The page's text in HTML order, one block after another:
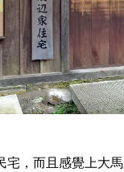
，而且感覺上大